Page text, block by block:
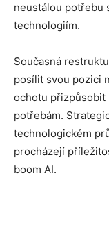
neustálou potřebu
technologiím.
Současná
posílit svou pozici
ochotu přizpůsobit
potřebám.
technologickém
procházejí
boom AI.